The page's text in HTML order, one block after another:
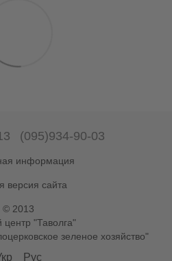
(095)934-90-03
информация
версия сайта
© 2013
"Таволга"
зеленое хозяйство"
Рус